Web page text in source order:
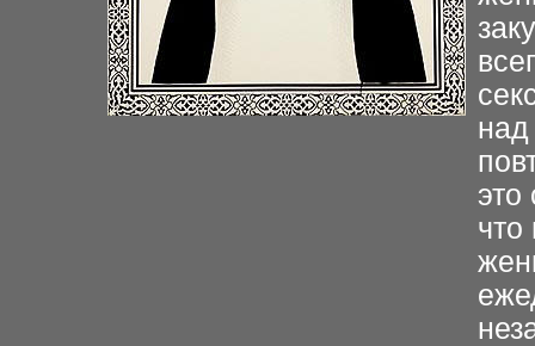
это